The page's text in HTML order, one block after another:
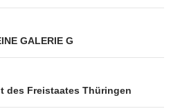
e
g
er
m
GALERIE G
des Freistaates Thüringen